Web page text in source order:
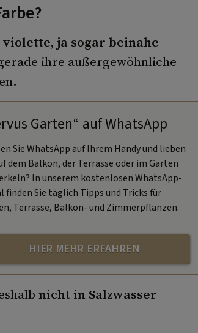
ja sogar beinahe
ihre außergewöhnliche
Garten“ auf WhatsApp
Sie WhatsApp auf Ihrem Handy und lieben
dem Balkon, der Terrasse oder im Garten
In unserem kostenlosen WhatsApp-
finden Sie täglich Tipps und Tricks für
Terrasse, Balkon- und Zimmerpflanzen.
HIER MEHR ERFAHREN
nicht in Salzwasser